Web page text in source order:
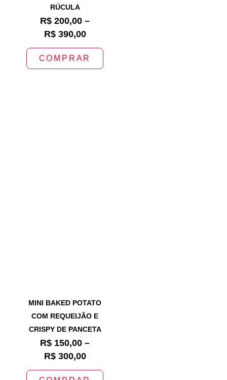
RÚCULA
R$ 200,00 –
R$390,00
COMPRAR
MINI BAKED POTATO
COM REQUEIJÃO E
CRISPY DE PANCETA
R$ 150,00 –
R$300,00